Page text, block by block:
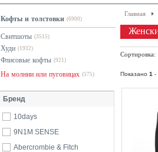
Кофты и толстовки (6900)
Свитшоты (3515)
Худи (1932)
Флисовые кофты (921)
На молнии или пуговицах (575)
Бренд
10days
9N1M SENSE
Abercrombie & Fitch
Главная
Сортировка:
Показано 1 -